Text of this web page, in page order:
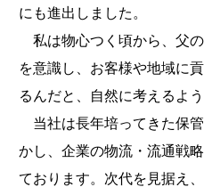
にも進出しました。
私は物心つく頃から、父
を意識し、お客様や地域に
るんだと、自然に考えるよ
当社は長年培ってきた保
かし、企業の物流・流通戦
ております。次代を見据え